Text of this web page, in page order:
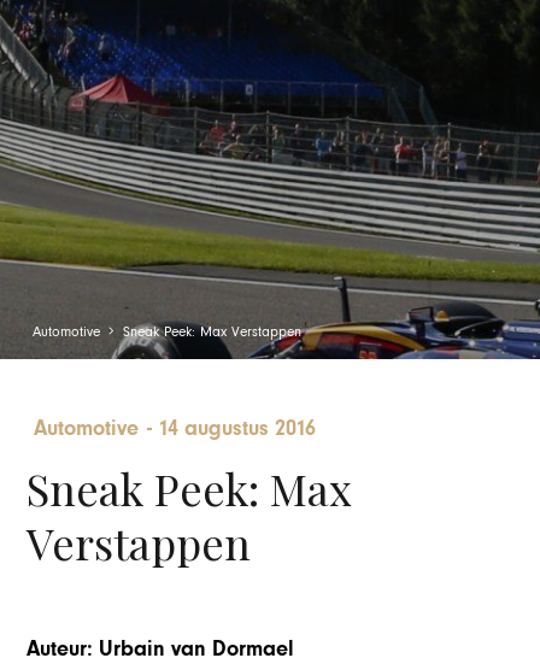
Automotive Sneak Peek: Max Verstappen
Automotive - 14 augustus 2016
Sneak Peek: Max
Verstappen
Auteur: Urbain van Dormael